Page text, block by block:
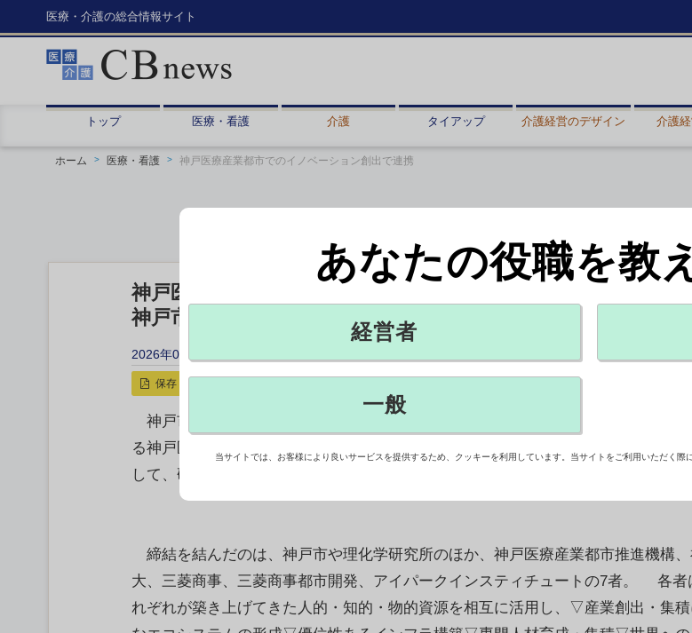
医療・介護の総合情報サイト
トップ 医療・看護 介護 タイアップ 介護経営のデザイン 介護
ホーム 医療・看護 神戸医療産業都市でのイノベーション創出で連携
神戸医療産業都市でのイノベーション創出で連携
神戸市や理化学研など7者が協定締結
2026年01月21日 11:40
保存
神戸市や理化学研究所など7者は20日、国内最大級のバイオメディカルクラスタ
る神戸医療産業都市でのイノベーションの創出に向けた連携協定を締結した。各者
して、研究での交流・連携やイノベーションを促進するエコシステムの構築を目指
締結を結んだのは、神戸市や理化学研究所のほか、神戸医療産業都市推進機構
大、三菱商事、三菱商事都市開発、アイパークインスティチュートの7者。 各者
れぞれが築き上げてきた人的・知的・物的資源を相互に活用し、▽産業創出・集
あなたの役職を教
経営者
一般
当サイトでは、お客様により良いサービスを提供するため、クッキーを利用しています。当サイトをご利用いただく際